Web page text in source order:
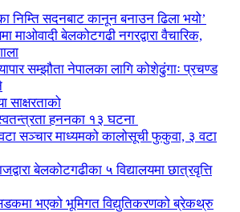
निम्ति सदनबाट कानून बनाउन ढिला भयो’
माओवादी बेलकोटगढी नगरद्वारा वैचारिक,
सम्झौता नेपालका लागि कोशेढुंगाः प्रचण्ड
साक्षरताको
हननका १३ घटना
वटा सञ्चार माध्यमको कालोसूची फुकुवा, ३ वटा
बेलकोटगढीका ५ विद्यालयमा छात्रवृत्ति
भएको भूमिगत विद्युतिकरणको ब्रेकथ्रु